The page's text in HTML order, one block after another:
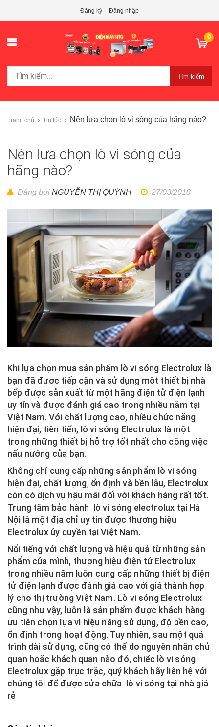
Đăng ký Đăng nhập
0
Tìm kiếm
Trang chủ Tin tức Nên lựa chọn lò vi sóng của hãng nào?
Nên lựa chọn lò vi sóng của
hãng nào?
Đăng bởi NGUYỄN THỊ QUỲNH 27/03/2018
Khi lựa chọn mua sản phẩm lò vi sóng Electrolux là
bạn đã được tiếp cận và sử dụng một thiết bị nhà
bếp được sản xuất từ một hãng điện tử điện lạnh
uy tín và được đánh giá cao trong nhiều năm tại
Việt Nam. Với chất lượng cao, nhiều chức năng
hiện đại, tiên tiến, lò vi sóng Electrolux là một
trong những thiết bị hỗ trợ tốt nhất cho công việc
nấu nướng của bạn.
Không chỉ cung cấp những sản phẩm lò vi sóng
hiện đại, chất lượng, ổn định và bền lâu, Electrolux
còn có dịch vụ hậu mãi đối với khách hàng rất tốt.
Trung tâm bảo hành lò vi sóng electrolux tại Hà
Nội là một địa chỉ uy tín được thương hiệu
Electrolux ủy quyền tại Việt Nam.
Nổi tiếng với chất lượng và hiệu quả từ những sản
phẩm của mình, thương hiệu điện tử Electrolux
trong nhiều năm luôn cung cấp những thiết bị điện
tử điện lạnh được đánh giá cao với giá thành hợp
lý cho thị trường Việt Nam. Lò vi sóng Electrolux
cũng như vậy, luôn là sản phẩm được khách hàng
ưu tiên chọn lựa vì hiệu năng sử dụng, độ bền cao,
ổn định trong hoạt động. Tuy nhiên, sau một quá
trình dài sử dụng, cũng có thể do nguyên nhân chủ
quan hoặc khách quan nào đó, chiếc lò vi sóng
Electrolux gặp trục trặc, quý khách hãy liên hệ với
chúng tôi để được sửa chữa lò vi sóng tại nhà giá
rẻ